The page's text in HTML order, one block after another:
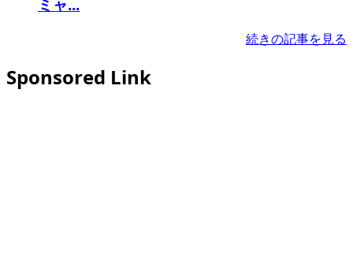
ミャ...
続きの記事を見る
Sponsored Link